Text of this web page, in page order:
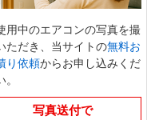
用中のエアコンの写真を撮
ただき、当サイトの無料お
り依頼からお申し込みくだ
。
写真送付で